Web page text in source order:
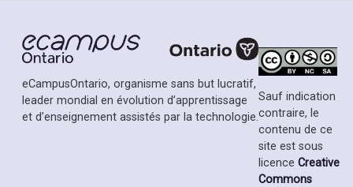
eCampusOntario, organisme sans but lucratif,
leader mondial en évolution d’apprentissage
et d’enseignement assistés par la technologie.
Sauf indication
contraire, le
contenu de ce
site est sous
licence Creative
Commons